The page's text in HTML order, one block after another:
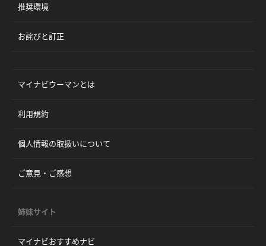
推奨環境
お詫びと訂正
マイナビウーマンとは
利用規約
個人情報の取扱いについて
ご意見・ご感想
姉妹サイト
マイナビおすすめナビ